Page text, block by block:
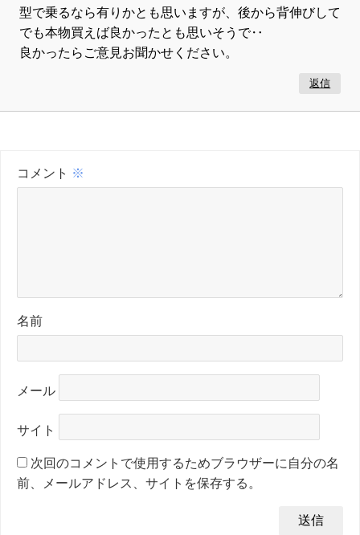
型で乗るなら有りかとも思いますが、後から背伸びして
でも本物買えば良かったとも思いそうで‥
良かったらご意見お聞かせください。
返信
コメント ※
名前
メール
サイト
次回のコメントで使用するためブラウザーに自分の名
前、メールアドレス、サイトを保存する。